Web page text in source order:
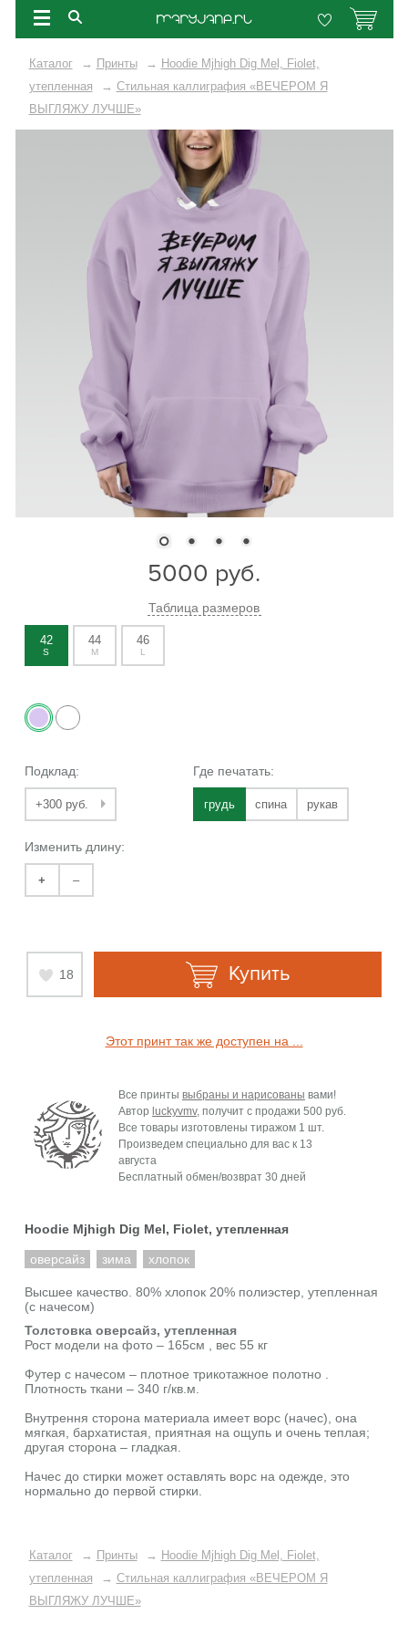
Каталог → Принты → Hoodie Mjhigh Dig Mel, Fiolet,
утепленная
→ Стильная каллиграфия «ВЕЧЕРОМ Я
ВЫГЛЯЖУ ЛУЧШЕ»
5000 руб.
Таблица размеров
42
S
44
M
46
L
Подклад:
+300 руб.
Где печатать:
грудь спина рукав
Изменить длину:
+ –
18 Купить
Этот принт так же доступен на ...
Все принты выбраны и нарисованы вами!
Автор luckyvmv, получит с продажи 500 руб.
Все товары изготовлены тиражом 1 шт.
Произведем специально для вас к 13
августа
Бесплатный обмен/возврат 30 дней
Hoodie Mjhigh Dig Mel, Fiolet, утепленная
оверсайз зима хлопок
Высшее качество. 80% хлопок 20% полиэстер, утепленная
(с начесом)
Толстовка оверсайз, утепленная
Рост модели на фото – 165см , вес 55 кг
Футер с начесом – плотное трикотажное полотно .
Плотность ткани – 340 г/кв.м.
Внутрення сторона материала имеет ворс (начес), она
мягкая, бархатистая, приятная на ощупь и очень теплая;
другая сторона – гладкая.
Начес до стирки может оставлять ворс на одежде, это
нормально до первой стирки.
Каталог → Принты → Hoodie Mjhigh Dig Mel, Fiolet,
утепленная
→ Стильная каллиграфия «ВЕЧЕРОМ Я
ВЫГЛЯЖУ ЛУЧШЕ»